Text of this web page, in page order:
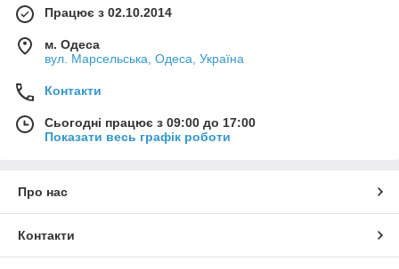
Працює з 02.10.2014
м. Одеса
вул. Марсельська, Одеса, Україна
Контакти
Сьогодні працює з 09:00 до 17:00
Показати весь графік роботи
Про нас
Контакти